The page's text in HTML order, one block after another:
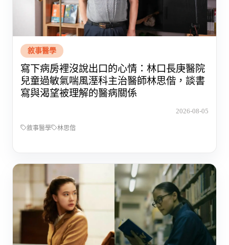
敘事醫學
寫下病房裡沒說出口的心情：林口長庚醫院
兒童過敏氣喘風溼科主治醫師林思偕，談書
寫與渴望被理解的醫病關係
2026-08-05
敘事醫學 林思偕